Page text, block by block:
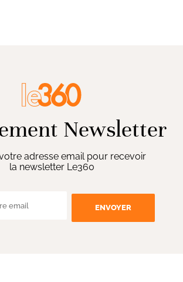
Newsletter
adresse email pour recevoir
la newsletter Le360
ENVOYER